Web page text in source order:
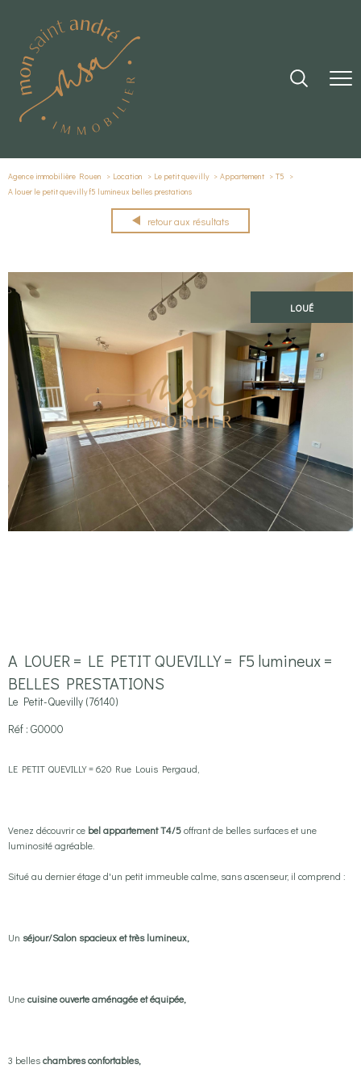
Agence immobilière Rouen Location Le petit quevilly Appartement
T5
A louer le petit quevilly f5 lumineux belles prestations
retour aux résultats
LOUÉ
A LOUER = LE PETIT QUEVILLY = F5 lumineux =
BELLES PRESTATIONS
Le Petit-Quevilly (76140)
Réf : G0000
LE PETIT QUEVILLY = 620 Rue Louis Pergaud,
Venez découvrir ce bel appartement T4/5offrant de belles surfaces et une
luminosité agréable.
Situé au dernier étage d'un petit immeuble calme, sans ascenseur, il comprend :
Un séjour/Salon spacieux et très lumineux,
Unecuisine ouverte aménagée et équipée,
3 belleschambres confortables,